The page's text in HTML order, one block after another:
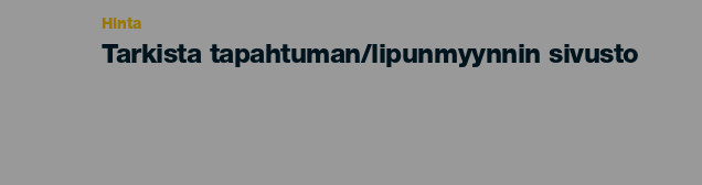
Hinta
Tarkista tapahtuman/lipunmyynnin sivusto